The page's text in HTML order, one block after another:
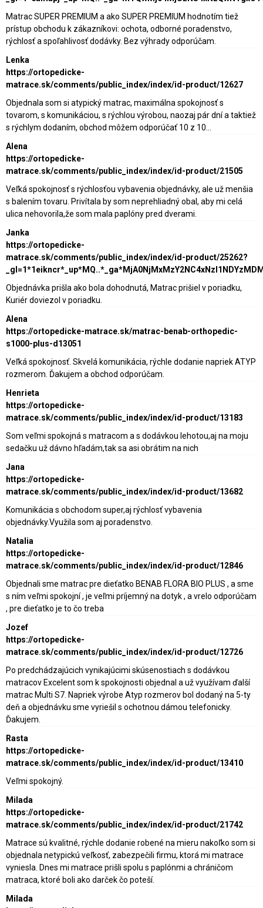
Matrac SUPER PREMIUM a ako SUPER PREMIUM hodnotím tiež
prístup obchodu k zákazníkovi: ochota, odborné poradenstvo,
rýchlosť a spoľahlivosť dodávky. Bez výhrady odporúčam.
Lenka
https://ortopedicke-
matrace.sk/comments/public_index/index/id-product/12627
Objednala som si atypický matrac, maximálna spokojnosť s
tovarom, s komunikáciou, s rýchlou výrobou, naozaj pár dní a taktiež
s rýchlym dodaním, obchod môžem odporúčať 10 z 10...
Alena
https://ortopedicke-
matrace.sk/comments/public_index/index/id-product/21505
Veľká spokojnosť s rýchlosťou vybavenia objednávky, ale už menšia
s balením tovaru. Privítala by som neprehliadný obal, aby mi celá
ulica nehovorila,že som mala paplóny pred dverami.
Janka
https://ortopedicke-
matrace.sk/comments/public_index/index/id-product/25262?
Objednávka prišla ako bola dohodnutá, Matrac prišiel v poriadku,
Kuriér doviezol v poriadku.
Alena
https://ortopedicke-matrace.sk/matrac-benab-orthopedic-
s1000-plus-d13051
Veľká spokojnosť. Skvelá komunikácia, rýchle dodanie napriek ATYP
rozmerom. Ďakujem a obchod odporúčam.
Henrieta
https://ortopedicke-
matrace.sk/comments/public_index/index/id-product/13183
Som veľmi spokojná s matracom a s dodávkou lehotou,aj na moju
sedačku už dávno hľadám,tak sa asi obrátim na nich
Jana
https://ortopedicke-
matrace.sk/comments/public_index/index/id-product/13682
Komunikácia s obchodom super,aj rýchlosť vybavenia
objednávky.Využila som aj poradenstvo.
Natalia
https://ortopedicke-
matrace.sk/comments/public_index/index/id-product/12846
Objednali sme matrac pre dieťatko BENAB FLORA BIO PLUS , a sme
s ním veľmi spokojní , je veľmi príjemný na dotyk , a vrelo odporúčam
, pre dieťatko je to čo treba
Jozef
https://ortopedicke-
matrace.sk/comments/public_index/index/id-product/12726
Po predchádzajúcich vynikajúcimi skúsenostiach s dodávkou
matracov Excelent som k spokojnosti objednal a už využívam ďalší
matrac Multi S7. Napriek výrobe Atyp rozmerov bol dodaný na 5-ty
deň a objednávku sme vyriešil s ochotnou dámou telefonicky.
Ďakujem.
Rasta
https://ortopedicke-
matrace.sk/comments/public_index/index/id-product/13410
Veľmi spokojný.
Milada
https://ortopedicke-
matrace.sk/comments/public_index/index/id-product/21742
Matrace sú kvalitné, rýchle dodanie robené na mieru nakoľko som si
objednala netypickú veľkosť, zabezpečili firmu, ktorá mi matrace
vyniesla. Dnes mi matrace prišli spolu s paplónmi a chráničom
matraca, ktoré boli ako darček čo poteší.
Milada